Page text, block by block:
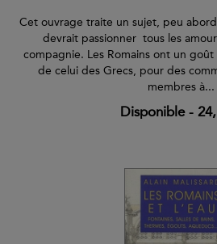
Cet ouvrage traite un sujet, peu
devrait passionner tous les
compagnie. Les Romains ont un
de celui des Grecs, pour des
membres à...
Disponible-